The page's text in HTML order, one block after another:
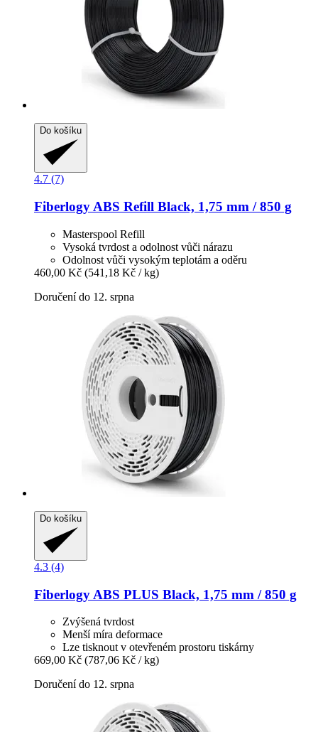
Do košíku
4.7 (7)
Fiberlogy ABS Refill Black, 1,75 mm / 850 g
Masterspool Refill
Vysoká tvrdost a odolnost vůči nárazu
Odolnost vůči vysokým teplotám a oděru
460,00 Kč (541,18 Kč / kg)
Doručení do 12. srpna
Do košíku
4.3 (4)
Fiberlogy ABS PLUS Black, 1,75 mm / 850 g
Zvýšená tvrdost
Menší míra deformace
Lze tisknout v otevřeném prostoru tiskárny
669,00 Kč (787,06 Kč / kg)
Doručení do 12. srpna